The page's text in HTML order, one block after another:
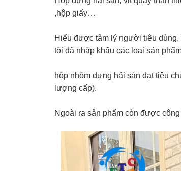
,hộp giấy…
Hiểu được tâm lý người tiêu dùng,
tôi đã nhập khẩu các loại sản
hộp nhôm đựng hải sản đạt tiêu
lượng cấp).
Ngoài ra sản phẩm còn được